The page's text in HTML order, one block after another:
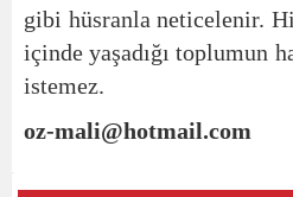
gibi hüsranla neticelenir.
içinde yaşadığı toplumun
istemez.
oz-mali@hotmail.com